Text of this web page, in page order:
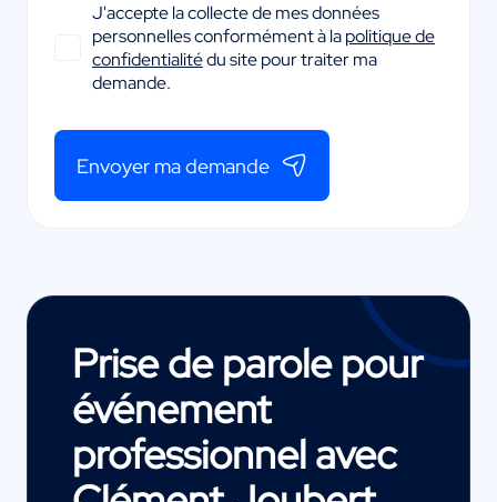
J'accepte la collecte de mes données
personnelles conformément à lapolitique de
confidentialitédu site pour traiter ma
demande.
Envoyer ma demande
Prise de parole pour
événement
professionnel avec